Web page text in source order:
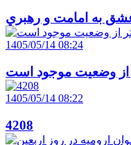
عشق به امامت و رهبري
1405/05/14 08:24
از وضعيت موجود است
1405/05/14 08:22
4208